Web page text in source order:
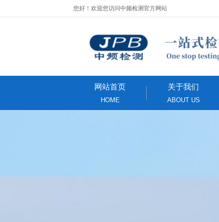
您好！欢迎您访问中频检测官方网站
网站首页
HOME
关于我们
ABOUT US